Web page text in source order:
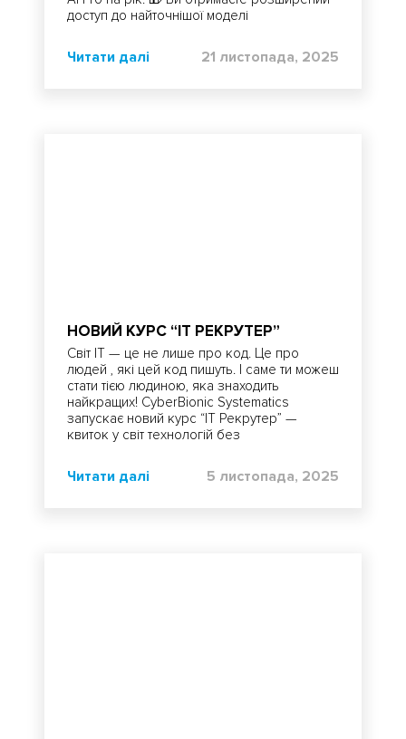
доступ до найточнішої моделі
Читати далі 21 листопада, 2025
НОВИЙ КУРС “IT РЕКРУТЕР”
Світ ІТ — це не лише про код. Це про
людей , які цей код пишуть. І саме ти можеш
стати тією людиною, яка знаходить
найкращих! CyberBionic Systematics
запускає новий курс “IT Рекрутер” —
квиток у світ технологій без
впливом. Тут ти зрозумієш, які є ролі в айті
компаніях, з яких спеціалістів складаються
Читати далі 5 листопада, 2025